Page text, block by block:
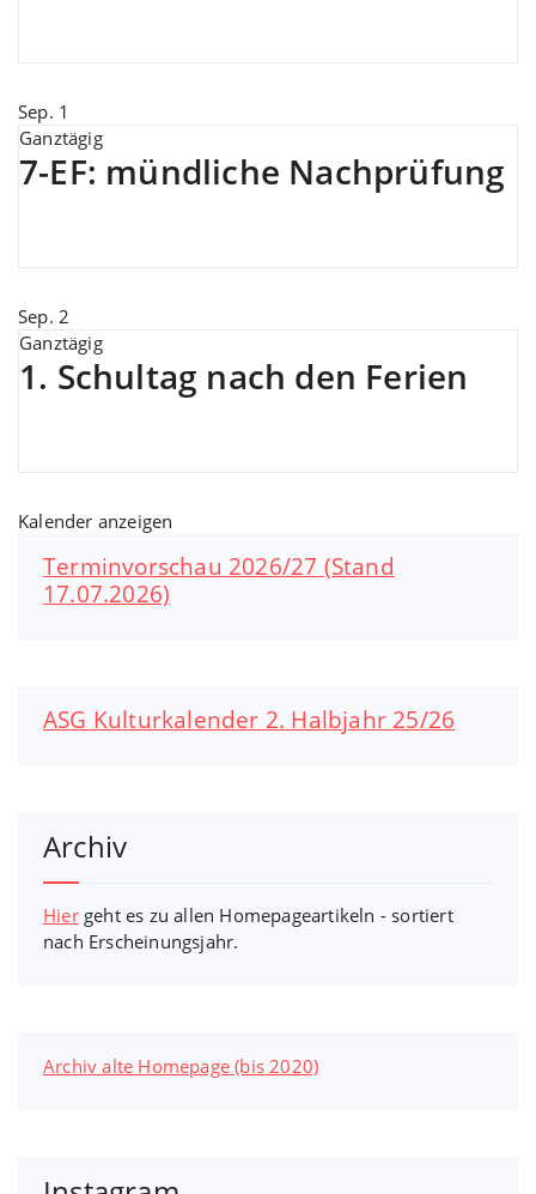
Sep. 1
Ganztägig
7-EF: mündliche Nachprüfung
Sep. 2
Ganztägig
1. Schultag nach den Ferien
Kalender anzeigen
Terminvorschau 2026/27 (Stand
17.07.2026)
ASG Kulturkalender 2. Halbjahr 25/26
Archiv
Hiergeht es zu allen Homepageartikeln - sortiert
nach Erscheinungsjahr.
Archiv alte Homepage (bis 2020)